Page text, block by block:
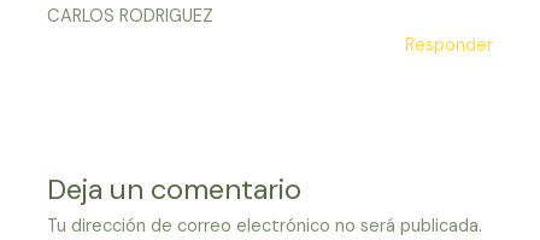
CARLOS RODRIGUEZ
Responder
Deja un comentario
Tu dirección de correo electrónico no será publicada.